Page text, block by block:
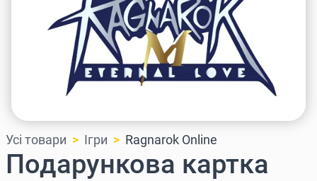
Усі товари Ігри Ragnarok Online
Подарункова картка